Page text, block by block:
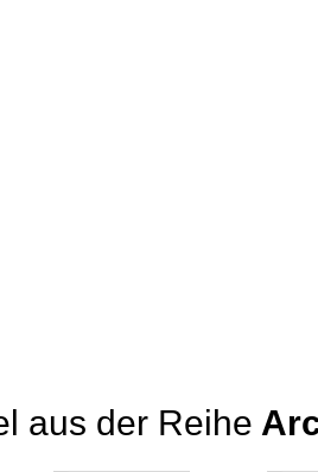
aus der Reihe